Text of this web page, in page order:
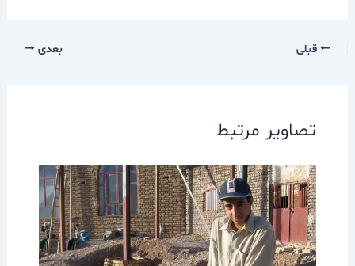
قبلی بعدی
تصاویر مرتبط